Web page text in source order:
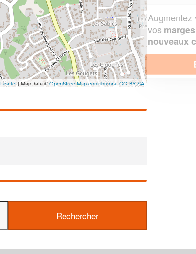
Leaflet| Map data ©OpenStreetMap contributors,CC-BY-SA
Augmentez votrechiffre d'affaireset
vosmargestout en gagnant de
nouveaux clients!
En savoir plus